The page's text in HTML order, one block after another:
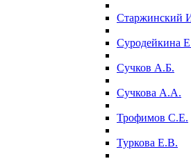
Старжинский
Суродейкина
Сучков А.Б.
Сучкова А.А.
Трофимов С.Е.
Туркова Е.В.